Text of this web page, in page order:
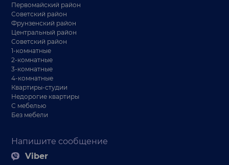
Напишите сообщение
Viber
Первомайский район
Советский район
Фрунзенский район
Центральный район
Советский район
1-комнатные
2-комнатные
3-комнатные
4-комнатные
Квартиры-студии
Недорогие квартиры
С мебелью
Без мебели